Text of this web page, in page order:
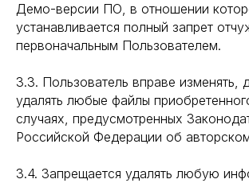
Демо-версии ПО, в отношении
устанавливается полный запрет
первоначальным Пользователем.
3.3. Пользователь вправе изменять,
удалять любые файлы
случаях, предусмотренных
Российской Федерации об
3.4. Запрещается удалять любую